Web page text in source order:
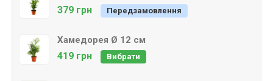
379 грн Передзамовлення
Хамедорея Ø 12 см
419 грн Вибрати